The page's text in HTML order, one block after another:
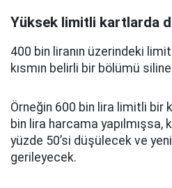
Yüksek limitli kartlarda
400 bin liranın üzerindeki
kısmın belirli bir bölümü
Örneğin 600 bin lira limitli bir
bin lira harcama yapılmışsa,
yüzde 50’si düşülecek ve
gerileyecek.